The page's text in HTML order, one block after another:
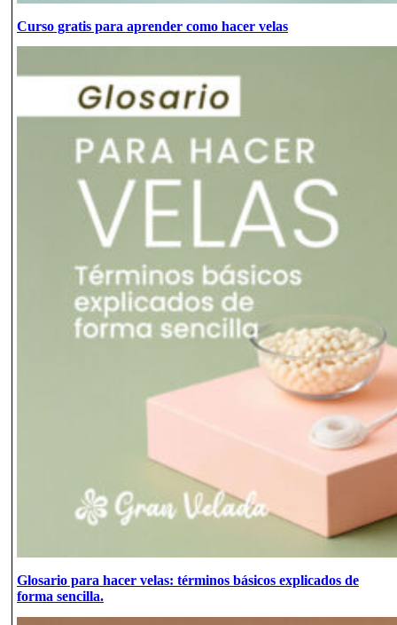
Curso gratis para aprender como hacer velas
Glosario para hacer velas: términos básicos explicados de
forma sencilla.